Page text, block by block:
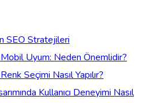
SEO Stratejileri
Uyum: Neden Önemlidir?
Seçimi Nasıl Yapılır?
Kullanıcı Deneyimi Nasıl